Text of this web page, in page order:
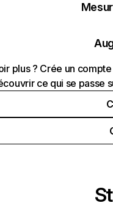
plus ? Crée un
ce qui se passe